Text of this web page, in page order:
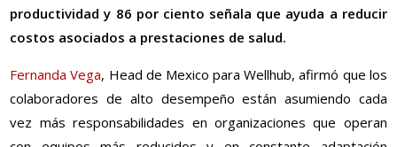
productividad y 86 por ciento señala que ayuda a reducir
costos asociados a prestaciones de salud.
Fernanda Vega, Head de Mexico para Wellhub, afirmó que los
colaboradores de alto desempeño están asumiendo cada
vez más responsabilidades en organizaciones que operan